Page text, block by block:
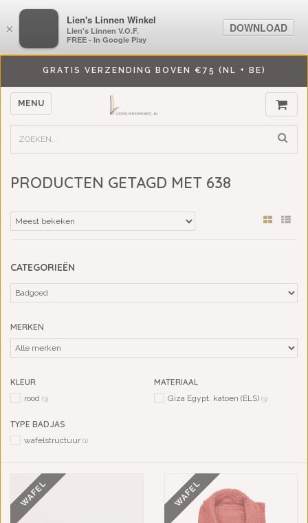
GRATIS VERZENDING BOVEN €75 (NL + BE)
MENU
PRODUCTEN GETAGD MET 638
CATEGORIEËN
MERKEN
KLEUR
rood (3)
MATERIAAL
Giza Egypt. katoen (ELS) (3)
TYPE BADJAS
wafelstructuur(1)
WAFEL WAFEL
×
LiensLinnenwinkel.nl
Lien's Linnen V.O.F.
FREE - In Google Play
DOWNLOAD
×
Lien's Linnen Winkel
Lien's Linnen V.O.F.
FREE - In Google Play
DOWNLOAD